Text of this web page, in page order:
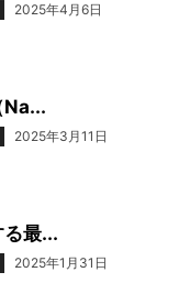
2025年4月6日
Na...
2025年3月11日
最...
2025年1月31日